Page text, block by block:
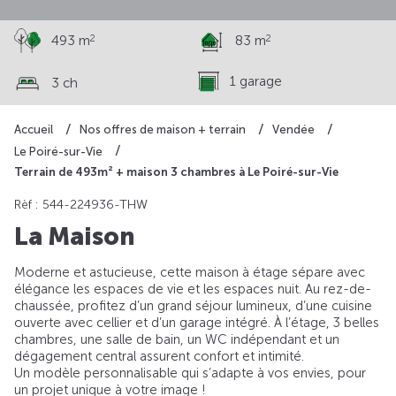
Accueil Nos offres de maison + terrain
Vendée
Le Poiré-sur-Vie
Terrain de 493m² + maison 3 chambres à Le Poiré-sur-Vie
493 m2 83 m2
3 ch 1 garage
Rèf : 544-224936-THW
La Maison
Moderne et astucieuse, cette maison à étage sépare avec
élégance les espaces de vie et les espaces nuit. Au rez-de-
chaussée, profitez d’un grand séjour lumineux, d’une cuisine
ouverte avec cellier et d’un garage intégré. À l’étage, 3 belles
chambres, une salle de bain, un WC indépendant et un
dégagement central assurent confort et intimité.
Un modèle personnalisable qui s’adapte à vos envies, pour
un projet unique à votre image !